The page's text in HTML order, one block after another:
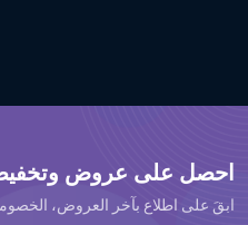
احصل على عروض
ابقَ على اطلاع بآخر العروض،